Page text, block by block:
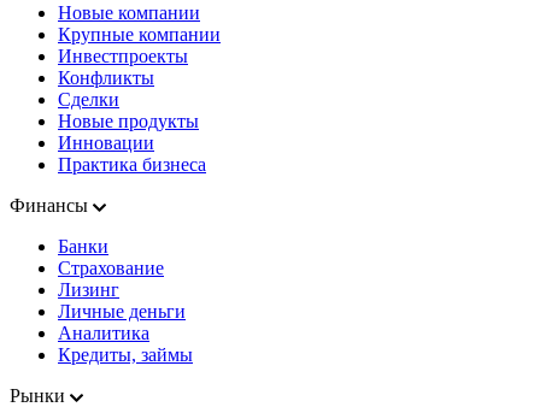
Новые компании
Крупные компании
Инвестпроекты
Конфликты
Сделки
Новые продукты
Инновации
Практика бизнеса
Финансы
Банки
Страхование
Лизинг
Личные деньги
Аналитика
Кредиты, займы
Рынки